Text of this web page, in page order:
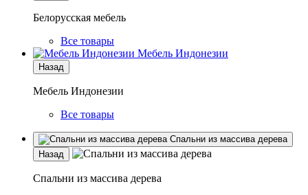
Белорусская мебель
Все товары
Мебель Индонезии
Назад
Мебель Индонезии
Все товары
Спальни из массива дерева
Назад
Спальни из массива дерева